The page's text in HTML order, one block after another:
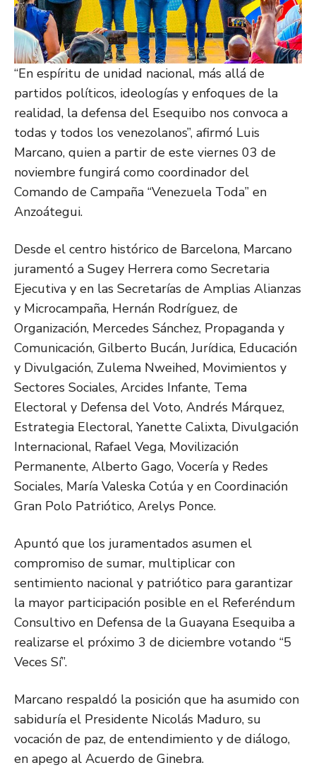
“En espíritu de unidad nacional, más allá de
partidos políticos, ideologías y enfoques de la
realidad, la defensa del Esequibo nos convoca a
todas y todos los venezolanos”, afirmó Luis
Marcano, quien a partir de este viernes 03 de
noviembre fungirá como coordinador del
Comando de Campaña “Venezuela Toda” en
Anzoátegui.
Desde el centro histórico de Barcelona, Marcano
juramentó a Sugey Herrera como Secretaria
Ejecutiva y en las Secretarías de Amplias Alianzas
y Microcampaña, Hernán Rodríguez, de
Organización, Mercedes Sánchez, Propaganda y
Comunicación, Gilberto Bucán, Jurídica, Educación
y Divulgación, Zulema Nweihed, Movimientos y
Sectores Sociales, Arcides Infante, Tema
Electoral y Defensa del Voto, Andrés Márquez,
Estrategia Electoral, Yanette Calixta, Divulgación
Internacional, Rafael Vega, Movilización
Permanente, Alberto Gago, Vocería y Redes
Sociales, María Valeska Cotúa y en Coordinación
Gran Polo Patriótico, Arelys Ponce.
Apuntó que los juramentados asumen el
compromiso de sumar, multiplicar con
sentimiento nacional y patriótico para garantizar
la mayor participación posible en el Referéndum
Consultivo en Defensa de la Guayana Esequiba a
realizarse el próximo 3 de diciembre votando “5
Veces Sí”.
Marcano respaldó la posición que ha asumido con
sabiduría el Presidente Nicolás Maduro, su
vocación de paz, de entendimiento y de diálogo,
en apego al Acuerdo de Ginebra.